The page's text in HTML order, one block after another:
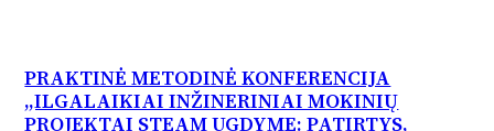
PRAKTINĖ METODINĖ KONFERENCIJA
,,ILGALAIKIAI INŽINERINIAI MOKINIŲ
PROJEKTAI STEAM UGDYME: PATIRTYS,